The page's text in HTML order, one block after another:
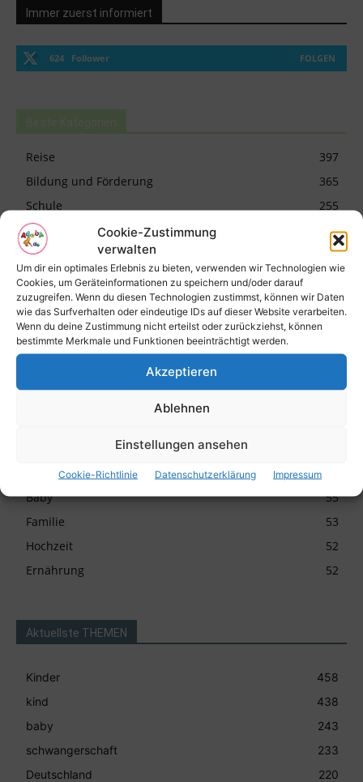
Cookie-Zustimmung
verwalten
Um dir ein optimales Erlebnis zu bieten, verwenden wir Technologien wie
Cookies, um Geräteinformationen zu speichern und/oder darauf
zuzugreifen. Wenn du diesen Technologien zustimmst, können wir Daten
wie das Surfverhalten oder eindeutige IDs auf dieser Website verarbeiten.
Wenn du deine Zustimmung nicht erteilst oder zurückziehst, können
bestimmte Merkmale und Funktionen beeinträchtigt werden.
Akzeptieren
Ablehnen
Einstellungen ansehen
Cookie-Richtlinie Datenschutzerklärung Impressum
Immer zuerst informiert
624 Follower FOLGEN
Reise
397
Bildung und Förderung
365
Schule
255
Rund um Deine Gesundheit
184
Kinderwunsch
152
Allgemein
Schwangerschaft
110
Kinder
Stillen
91
Baby
55
Familie
53
Hochzeit
52
Ernährung
52
Aktuellste THEMEN
Kinder
458
kind
438
baby
243
schwangerschaft
233
Deutschland
220